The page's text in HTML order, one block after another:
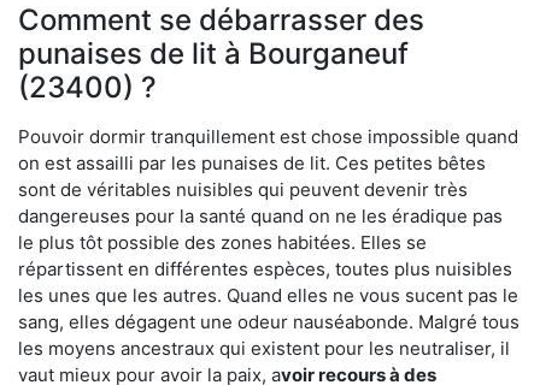
Comment se débarrasser des
punaises de lit à Bourganeuf
(23400) ?
Pouvoir dormir tranquillement est chose impossible quand
on est assailli par les punaises de lit. Ces petites bêtes
sont de véritables nuisibles qui peuvent devenir très
dangereuses pour la santé quand on ne les éradique pas
le plus tôt possible des zones habitées. Elles se
répartissent en différentes espèces, toutes plus nuisibles
les unes que les autres. Quand elles ne vous sucent pas le
sang, elles dégagent une odeur nauséabonde. Malgré tous
les moyens ancestraux qui existent pour les neutraliser, il
vaut mieux pour avoir la paix, avoir recours à des